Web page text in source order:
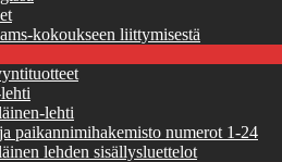
kokoukseen liittymisestä
lehti
paikannimihakemisto numerot 1-24
lehden sisällysluettelot